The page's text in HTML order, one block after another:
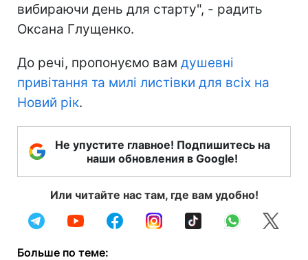
вибираючи день для старту", - радить
Оксана Глущенко.
До речі, пропонуємо вам душевні
привітання та милі листівки для всіх на
Новий рік.
Не упустите главное! Подпишитесь на
наши обновления в Google!
Или читайте нас там, где вам удобно!
Больше по теме: